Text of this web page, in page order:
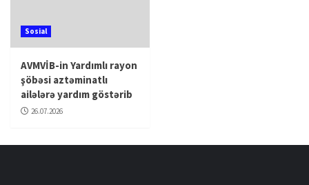
Sosial
AVMVİB-in Yardımlı rayon
şöbəsi aztəminatlı
ailələrə yardım göstərib
26.07.2026